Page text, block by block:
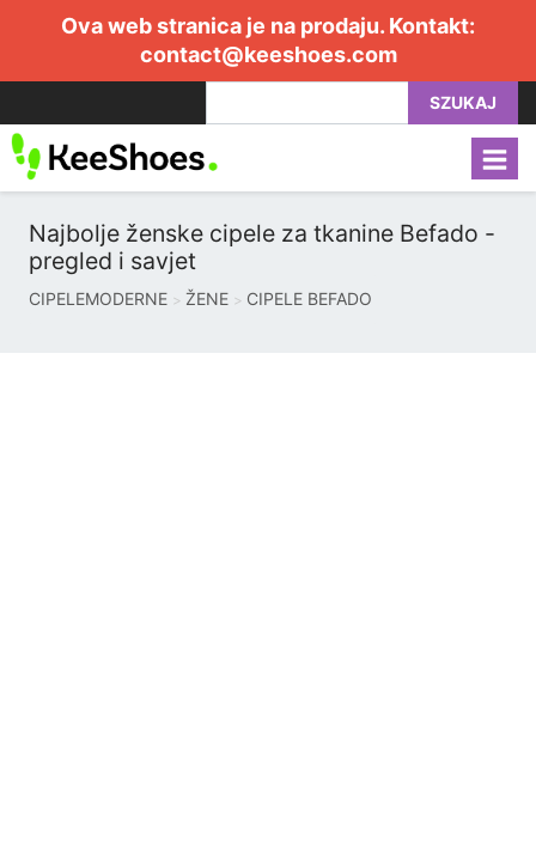
Ova web stranica je na prodaju. Kontakt:
contact@keeshoes.com
SZUKAJ
Najbolje ženske cipele za tkanine Befado -
pregled i savjet
CIPELEMODERNE ŽENE CIPELE BEFADO